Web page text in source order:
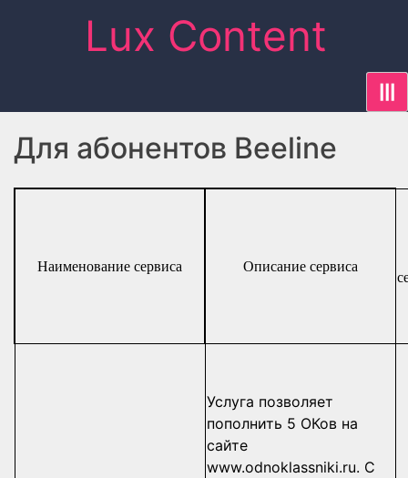
Lux Content
Для абонентов Beeline
Наименование сервиса Описание сервиса
Услуга позволяет
пополнить 5 ОКов на
сайте
www.odnoklassniki.ru. С